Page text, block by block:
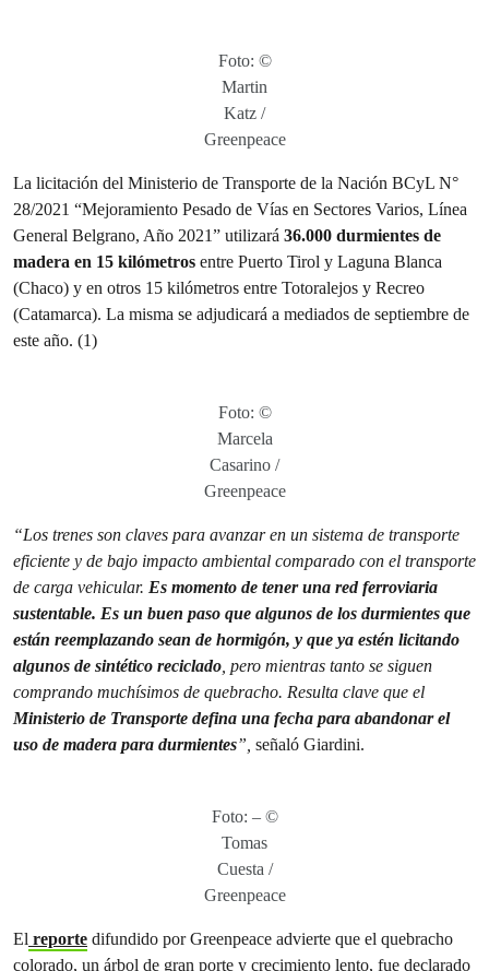
Foto: ©
Martin
Katz /
Greenpeace
La licitación del Ministerio de Transporte de la Nación BCyL N°
28/2021 “Mejoramiento Pesado de Vías en Sectores Varios, Línea
General Belgrano, Año 2021” utilizará 36.000 durmientes de
madera en 15 kilómetros entre Puerto Tirol y Laguna Blanca
(Chaco) y en otros 15 kilómetros entre Totoralejos y Recreo
(Catamarca). La misma se adjudicará a mediados de septiembre de
este año. (1)
Foto: ©
Marcela
Casarino /
Greenpeace
“Los trenes son claves para avanzar en un sistema de transporte
eficiente y de bajo impacto ambiental comparado con el transporte
de carga vehicular. Es momento de tener una red ferroviaria
sustentable. Es un buen paso que algunos de los durmientes que
están reemplazando sean de hormigón, y que ya estén licitando
algunos de sintético reciclado, pero mientras tanto se siguen
comprando muchísimos de quebracho. Resulta clave que el
Ministerio de Transporte defina una fecha para abandonar el
uso de madera para durmientes”, señaló Giardini.
Foto: – ©
Tomas
Cuesta /
Greenpeace
El reporte difundido por Greenpeace advierte que el quebracho
colorado, un árbol de gran porte y crecimiento lento, fue declarado